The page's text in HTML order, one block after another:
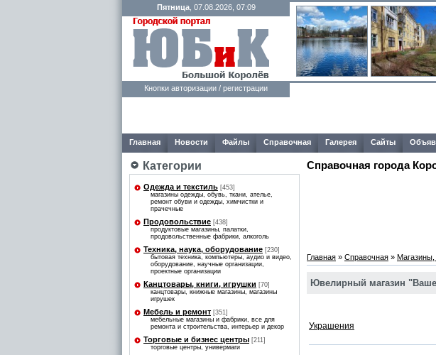
Пятница, 07.08.2026, 07:09
Кнопки авторизации / регистрации
Главная Новости Файлы Справочная Галерея Сайты
Категории
Одежда и текстиль [453]
магазины одежды, обувь, ткани, ателье,
ремонт обуви и одежды, химчистки и
прачечные
Продовольствие [438]
продуктовые магазины, палатки,
продовольственные фабрики, алкоголь
Техника, наука, оборудование [230]
бытовая техника, компьютеры, аудио и видео,
оборудование, научные организации,
проектные организации
Канцтовары, книги, игрушки [70]
канцтовары, книжные магазины, магазины
игрушек
Мебель и ремонт [351]
мебельные магазины и фабрики, все для
ремонта и строительства, интерьер и декор
Торговые и бизнес центры [211]
торговые центры, универмаги
Справочная города
Главная » Справочная » Магазины,
Ювелирный магазин
Украшения